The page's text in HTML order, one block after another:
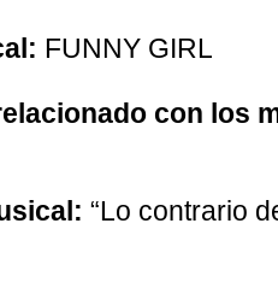
FUNNY GIRL
con los
“Lo contrario